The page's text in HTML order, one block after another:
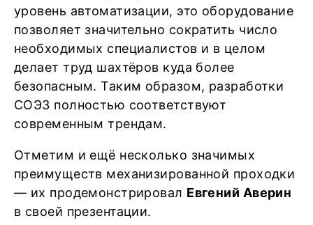
уровень автоматизации, это оборудование
позволяет значительно сократить число
необходимых специалистов и в целом
делает труд шахтёров куда более
безопасным. Таким образом, разработки
СОЭЗ полностью соответствуют
современным трендам.
Отметим и ещё несколько значимых
преимуществ механизированной проходки
— их продемонстрировал Евгений Аверин
в своей презентации.